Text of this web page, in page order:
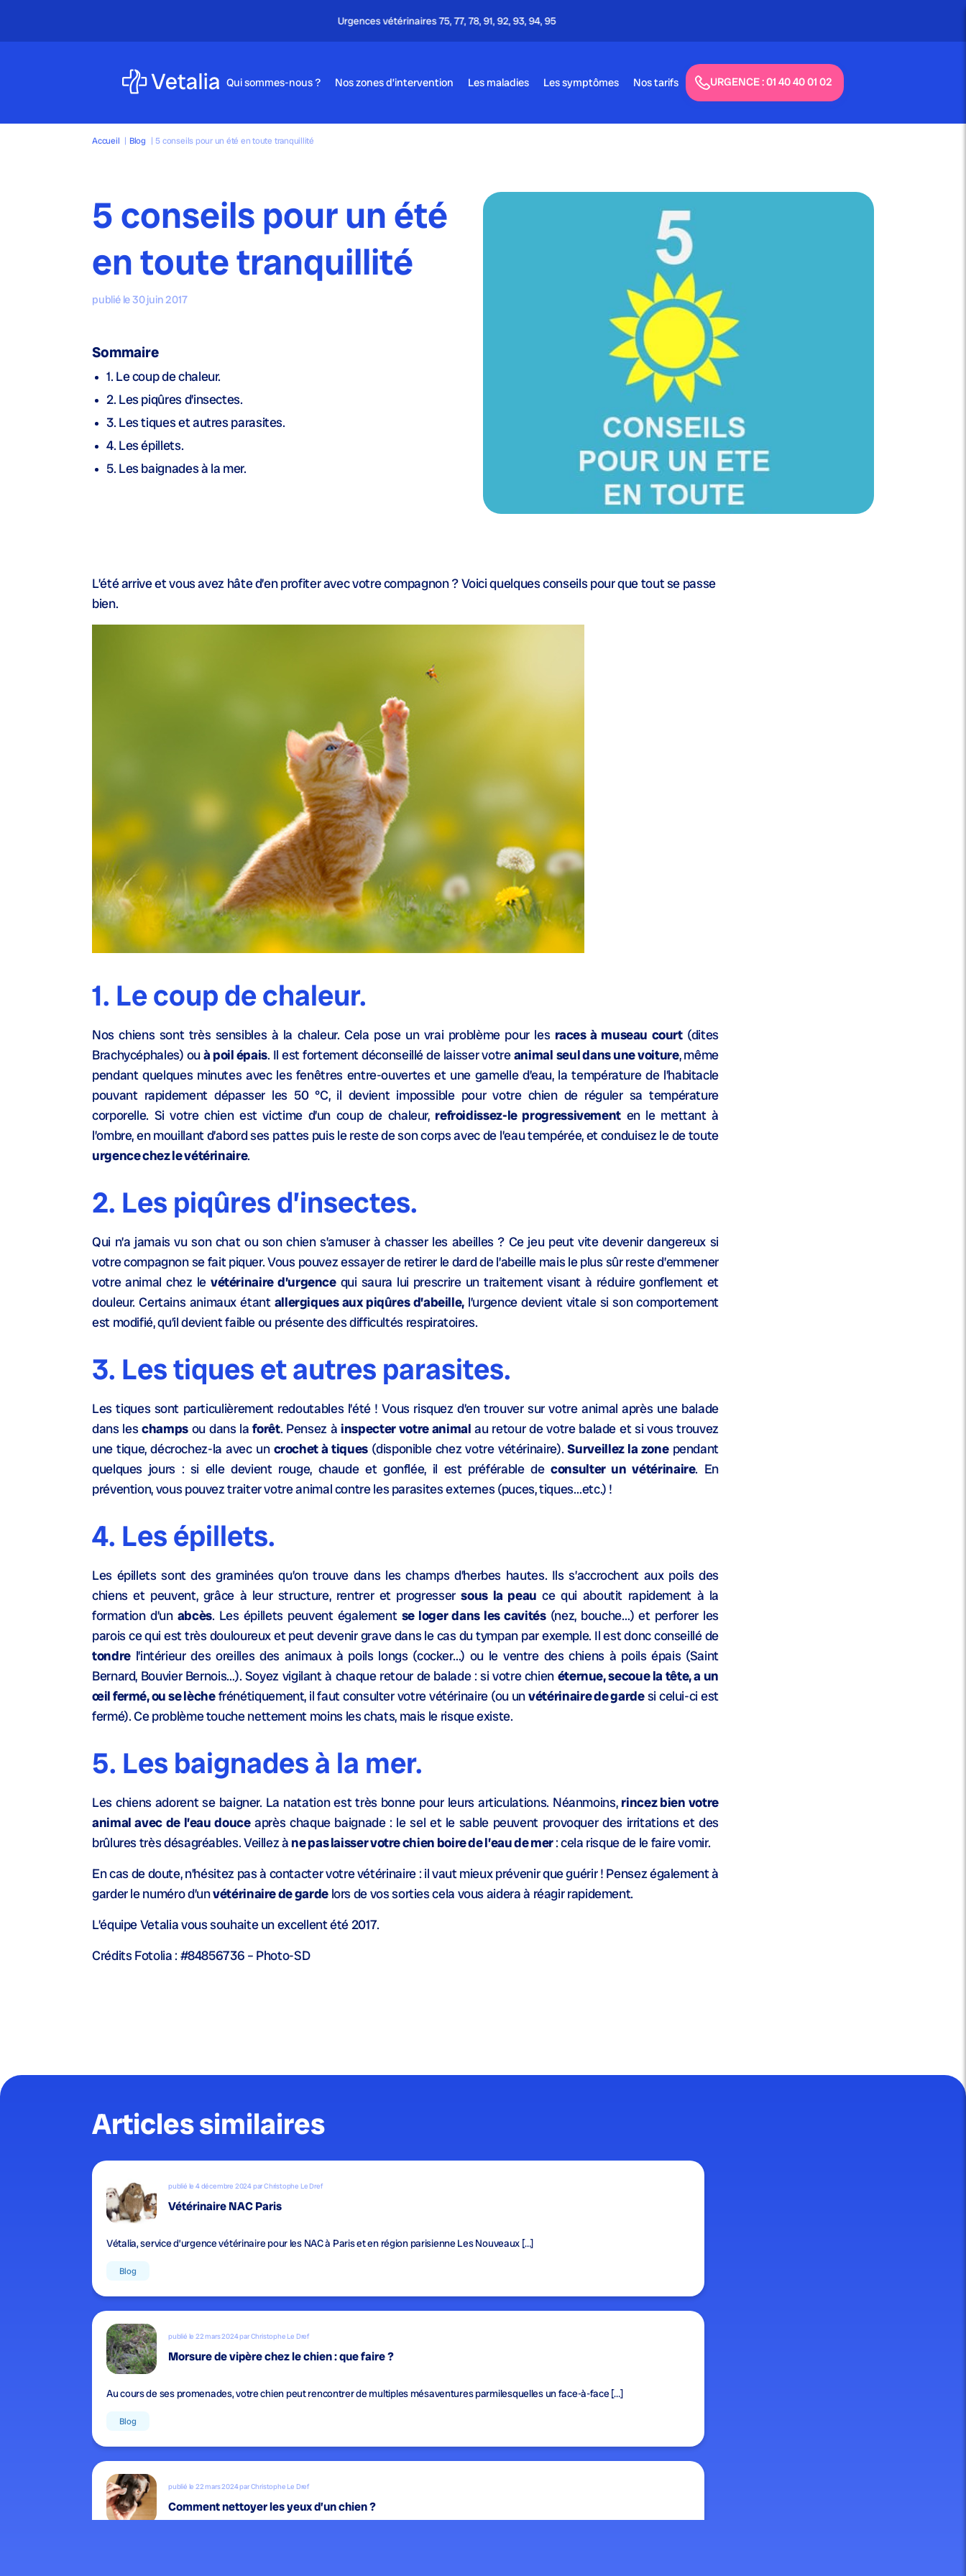
Appel gratuit - 24h/24 & 7j/7
Qui sommes-nous ? Nos zones d’intervention Les maladies Les symptômes Nos tarifs URGENCE : 01 40 40 01 02
Accueil | Blog | 5 conseils pour un été en toute tranquillité
5 conseils pour un été
en toute tranquillité
publié le 30 juin 2017
Sommaire
1. Le coup de chaleur.
2. Les piqûres d’insectes.
3. Les tiques et autres parasites.
4. Les épillets.
5. Les baignades à la mer.
L’été arrive et vous avez hâte d’en profiter avec votre compagnon ? Voici quelques conseils pour que tout se passe
bien.
1. Le coup de chaleur.
Nos chiens sont très sensibles à la chaleur. Cela pose un vrai problème pour les races à museau court (dites
Brachycéphales) ouà poil épais. Il est fortement déconseillé de laisser votreanimal seul dans une voiture, même
pendant quelques minutes avec les fenêtres entre-ouvertes et une gamelle d’eau, la température de l’habitacle
pouvant rapidement dépasser les 50 °C, il devient impossible pour votre chien de réguler sa température
corporelle. Si votre chien est victime d’un coup de chaleur, refroidissez-le progressivement en le mettant à
l’ombre, en mouillant d’abord ses pattes puis le reste de son corps avec de l’eau tempérée, et conduisez le de toute
urgence chez le vétérinaire.
2. Les piqûres d’insectes.
Qui n’a jamais vu son chat ou son chien s’amuser à chasser les abeilles ? Ce jeu peut vite devenir dangereux si
votre compagnon se fait piquer. Vous pouvez essayer de retirer le dard de l’abeille mais le plus sûr reste d’emmener
votre animal chez le vétérinaire d’urgencequi saura lui prescrire un traitement visant à réduire gonflement et
douleur. Certains animaux étant allergiques aux piqûres d’abeille, l’urgence devient vitale si son comportement
est modifié, qu’il devient faible ou présente des difficultés respiratoires.
3. Les tiques et autres parasites.
Les tiques sont particulièrement redoutables l’été ! Vous risquez d’en trouver sur votre animal après une balade
dans leschampsou dans laforêt. Pensez à inspecter votre animal au retour de votre balade et si vous trouvez
une tique, décrochez-la avec un crochet à tiques (disponible chez votre vétérinaire).Surveillez la zonependant
quelques jours : si elle devient rouge, chaude et gonflée, il est préférable deconsulter un vétérinaire. En
prévention, vous pouvez traiter votre animal contre les parasites externes (puces, tiques…etc.) !
4. Les épillets.
Les épillets sont des graminées qu’on trouve dans les champs d’herbes hautes. Ils s’accrochent aux poils des
chiens et peuvent, grâce à leur structure, rentrer et progressersous la peau ce qui aboutit rapidement à la
formation d’un abcès. Les épillets peuvent également se loger dans les cavités (nez, bouche…) et perforer les
parois ce qui est très douloureux et peut devenir grave dans le cas du tympan par exemple. Il est donc conseillé de
tondrel’intérieur des oreilles des animaux à poils longs (cocker…) ou le ventre des chiens à poils épais (Saint
Bernard, Bouvier Bernois…). Soyez vigilant à chaque retour de balade : si votre chien éternue, secoue la tête, a un
œil fermé, ou se lèchefrénétiquement, il faut consulter votre vétérinaire (ou unvétérinaire de gardesi celui-ci est
fermé). Ce problème touche nettement moins les chats, mais le risque existe.
5. Les baignades à la mer.
Les chiens adorent se baigner. La natation est très bonne pour leurs articulations. Néanmoins, rincez bien votre
animal avec de l’eau douceaprès chaque baignade : le sel et le sable peuvent provoquer des irritations et des
brûlures très désagréables. Veillez à ne pas laisser votre chien boire de l’eau de mer: cela risque de le faire vomir.
En cas de doute, n’hésitez pas à contacter votre vétérinaire : il vaut mieux prévenir que guérir ! Pensez également à
garder le numéro d’unvétérinaire de gardelors de vos sorties cela vous aidera à réagir rapidement.
L’équipe Vetalia vous souhaite un excellent été 2017.
Crédits Fotolia : #84856736 – Photo-SD
Articles similaires
publié le 4 décembre 2024 par Christophe Le Dref
Vétérinaire NAC Paris
Vétalia, service d’urgence vétérinaire pour les NAC à Paris et en région parisienne Les Nouveaux […]
Blog
publié le 22 mars 2024 par Christophe Le Dref
Morsure de vipère chez le chien : que faire ?
Au cours de ses promenades, votre chien peut rencontrer de multiples mésaventures parmilesquelles un face-à-face […]
Blog
publié le 22 mars 2024 par Christophe Le Dref
Comment nettoyer les yeux d’un chien ?